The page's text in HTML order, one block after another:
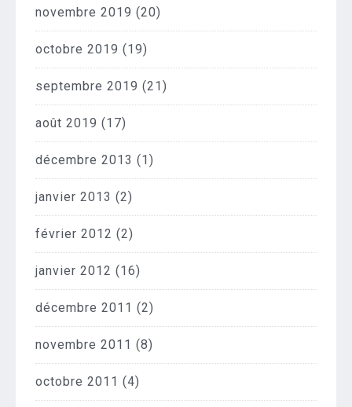
novembre 2019 (20)
octobre 2019 (19)
septembre 2019 (21)
août 2019 (17)
décembre 2013 (1)
janvier 2013 (2)
février 2012 (2)
janvier 2012 (16)
décembre 2011 (2)
novembre 2011 (8)
octobre 2011 (4)